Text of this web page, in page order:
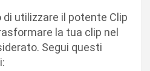
utilizzare il potente Clip
la tua clip nel
Segui questi